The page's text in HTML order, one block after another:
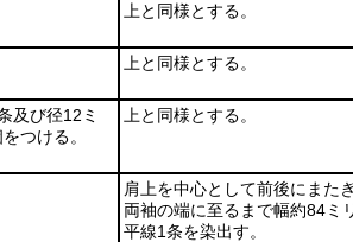
上と同様とする。
上と同様とする。
及び径12ミ
つける。
上と同様とする。
肩上を中心として前後にまた
両袖の端に至るまで幅約84ミ
平線1条を染出す。